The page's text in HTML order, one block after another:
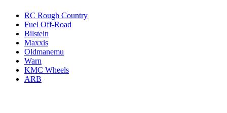
RC Rough Country
Fuel Off-Road
Bilstein
Maxxis
Oldmanemu
Warn
KMC Wheels
ARB